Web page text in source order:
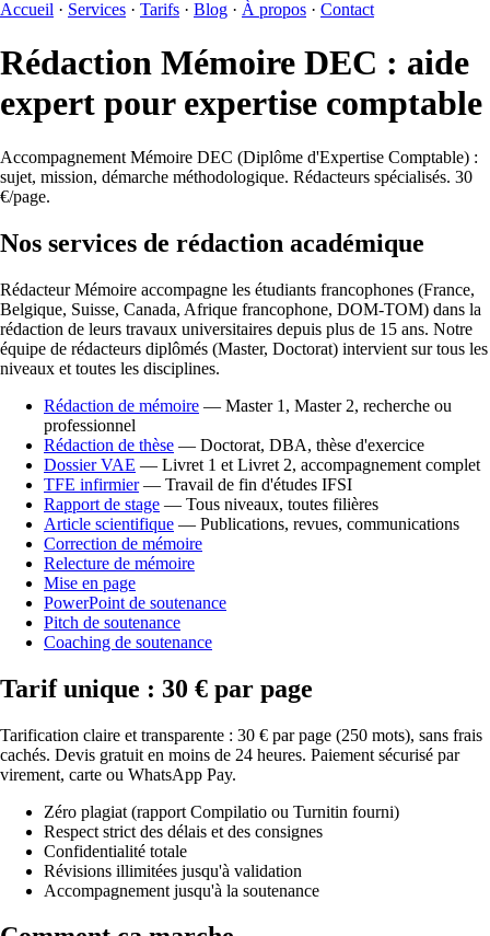
Accueil · Services · Tarifs · Blog · À propos · Contact
Rédaction Mémoire DEC : aide
expert pour expertise comptable
Accompagnement Mémoire DEC (Diplôme d'Expertise Comptable) :
sujet, mission, démarche méthodologique. Rédacteurs spécialisés. 30
€/page.
Nos services de rédaction académique
Rédacteur Mémoire accompagne les étudiants francophones (France,
Belgique, Suisse, Canada, Afrique francophone, DOM-TOM) dans la
rédaction de leurs travaux universitaires depuis plus de 15 ans. Notre
équipe de rédacteurs diplômés (Master, Doctorat) intervient sur tous les
niveaux et toutes les disciplines.
Rédaction de mémoire — Master 1, Master 2, recherche ou
professionnel
Rédaction de thèse — Doctorat, DBA, thèse d'exercice
Dossier VAE — Livret 1 et Livret 2, accompagnement complet
TFE infirmier— Travail de fin d'études IFSI
Rapport de stage — Tous niveaux, toutes filières
Article scientifique — Publications, revues, communications
Correction de mémoire
Relecture de mémoire
Mise en page
PowerPoint de soutenance
Pitch de soutenance
Coaching de soutenance
Tarif unique : 30 € par page
Tarification claire et transparente : 30 € par page (250 mots), sans frais
cachés. Devis gratuit en moins de 24 heures. Paiement sécurisé par
virement, carte ou WhatsApp Pay.
Zéro plagiat (rapport Compilatio ou Turnitin fourni)
Respect strict des délais et des consignes
Confidentialité totale
Révisions illimitées jusqu'à validation
Accompagnement jusqu'à la soutenance